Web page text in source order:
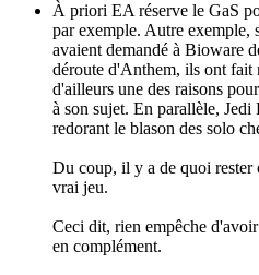
À priori EA réserve le GaS
par exemple. Autre
avaient demandé à Bioware
déroute d'Anthem, ils ont fait
d'ailleurs une des raisons
à son sujet. En parallèle, Jedi
redorant le blason des solo
Du coup, il y a de quoi rester
vrai jeu.
Ceci dit, rien empêche
en complément.